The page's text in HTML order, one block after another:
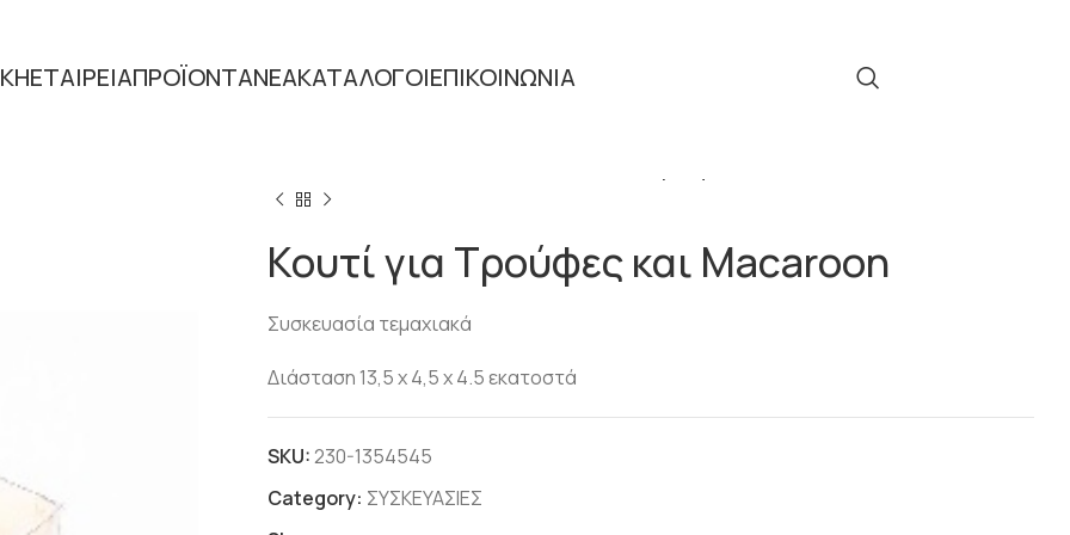
ΕΤΑΙΡΕΙΑΠΡΟΪΟΝΤΑΝΕΑΚΑΤΑΛΟΓΟΙΕΠΙΚΟΙΝΩΝΙΑ
Κουτί για Τρούφες και Macaroon
Συσκευασία τεμαχιακά
Διάσταση 13,5 x 4,5 x 4.5 εκατοστά
SKU:230-1354545
Category: ΣΥΣΚΕΥΑΣΙΕΣ